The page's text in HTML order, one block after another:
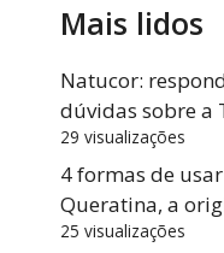
Mais lidos
Natucor:
dúvidas sobre a
29 visualizações
4 formas de
Queratina, a
25 visualizações